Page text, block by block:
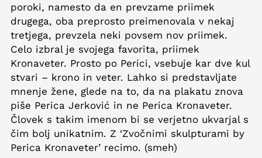
poroki, namesto da en prevzame priimek
drugega, oba preprosto preimenovala v nekaj
tretjega, prevzela neki povsem nov priimek.
Celo izbral je svojega favorita, priimek
Kronaveter. Prosto po Perici, vsebuje kar dve kul
stvari – krono in veter. Lahko si predstavljate
mnenje žene, glede na to, da na plakatu znova
piše Perica Jerković in ne Perica Kronaveter.
Človek s takim imenom bi se verjetno ukvarjal s
čim bolj unikatnim. Z ‘Zvočnimi skulpturami by
Perica Kronaveter’ recimo. (smeh)